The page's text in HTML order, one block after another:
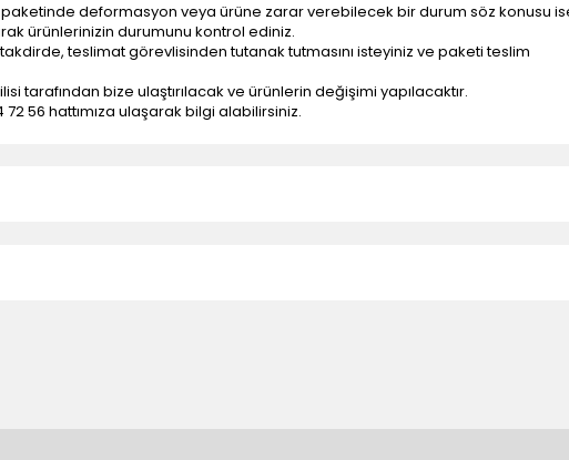
deformasyon veya ürüne zarar verebilecek bir durum söz konusu
ürünlerinizin durumunu kontrol ediniz.
teslimat görevlisinden tutanak tutmasını isteyiniz ve paketi teslim
tarafından bize ulaştırılacak ve ürünlerin değişimi yapılacaktır.
56 hattımıza ulaşarak bilgi alabilirsiniz.